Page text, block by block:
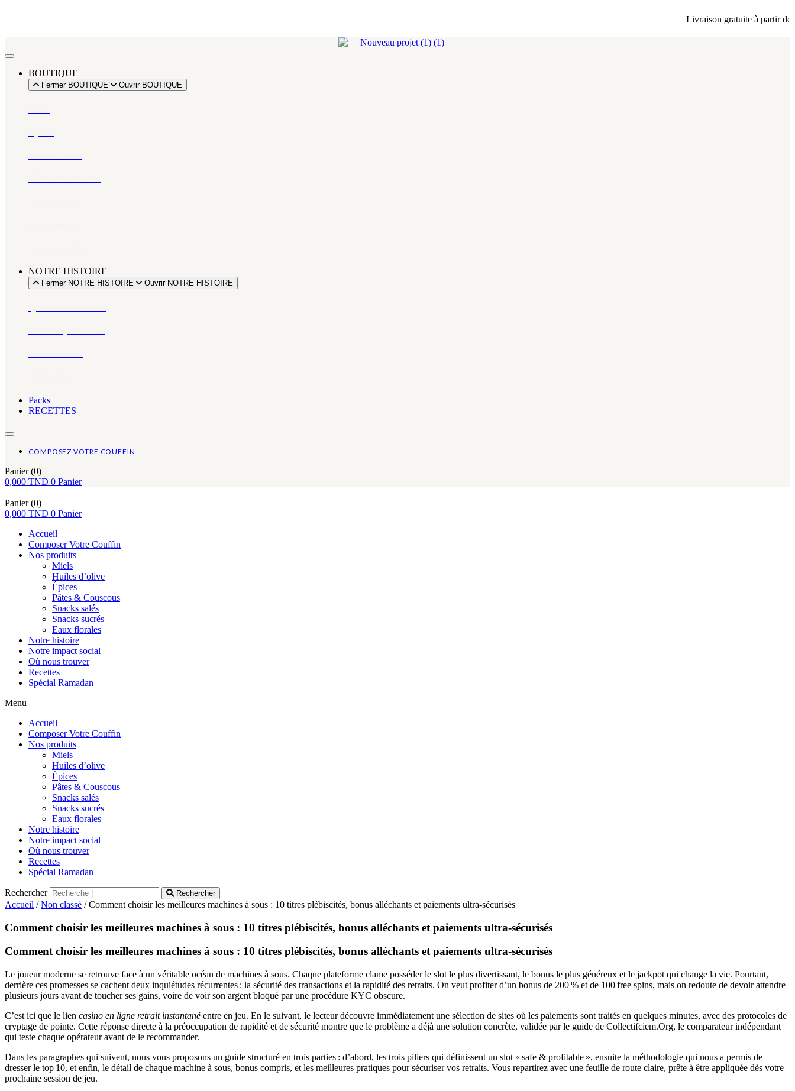
Livraison gratuite à partir de 80
BOUTIQUE
Fermer BOUTIQUE Ouvrir BOUTIQUE
NOTRE HISTOIRE
Fermer NOTRE HISTOIRE Ouvrir NOTRE HISTOIRE
Packs
RECETTES
COMPOSEZ VOTRE COUFFIN
Panier (0)
0,000 TND 0 Panier
Panier (0)
0,000 TND 0 Panier
Accueil
Composer Votre Couffin
Nos produits
Miels
Huiles d’olive
Épices
Pâtes & Couscous
Snacks salés
Snacks sucrés
Eaux florales
Notre histoire
Notre impact social
Où nous trouver
Recettes
Spécial Ramadan
Menu
Accueil
Composer Votre Couffin
Nos produits
Miels
Huiles d’olive
Épices
Pâtes & Couscous
Snacks salés
Snacks sucrés
Eaux florales
Notre histoire
Notre impact social
Où nous trouver
Recettes
Spécial Ramadan
Rechercher Rechercher
Accueil /Non classé / Comment choisir les meilleures machines à sous : 10 titres plébiscités, bonus alléchants et paiements ultra‑sécurisés
Comment choisir les meilleures machines à sous : 10 titres plébiscités, bonus alléchants et paiements ultra‑sécurisés
Comment choisir les meilleures machines à sous : 10 titres plébiscités, bonus alléchants et paiements ultra‑sécurisés
Le joueur moderne se retrouve face à un véritable océan de machines à sous. Chaque plateforme clame posséder le slot le plus divertissant, le bonus le plus généreux et le jackpot qui change la vie. Pourtant,
derrière ces promesses se cachent deux inquiétudes récurrentes : la sécurité des transactions et la rapidité des retraits. On veut profiter d’un bonus de 200 % et de 100 free spins, mais on redoute de devoir attendre
plusieurs jours avant de toucher ses gains, voire de voir son argent bloqué par une procédure KYC obscure.
C’est ici que le lien casino en ligne retrait instantanéentre en jeu. En le suivant, le lecteur découvre immédiatement une sélection de sites où les paiements sont traités en quelques minutes, avec des protocoles de
cryptage de pointe. Cette réponse directe à la préoccupation de rapidité et de sécurité montre que le problème a déjà une solution concrète, validée par le guide de Collectifciem.Org, le comparateur indépendant
qui teste chaque opérateur avant de le recommander.
Dans les paragraphes qui suivent, nous vous proposons un guide structuré en trois parties : d’abord, les trois piliers qui définissent un slot « safe & profitable », ensuite la méthodologie qui nous a permis de
dresser le top 10, et enfin, le détail de chaque machine à sous, bonus compris, et les meilleures pratiques pour sécuriser vos retraits. Vous repartirez avec une feuille de route claire, prête à être appliquée dès votre
prochaine session de jeu.